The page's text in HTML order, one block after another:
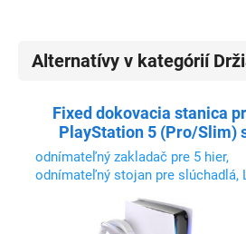
Alternatívy v kategórií
Fixed dokovacia stanica
PlayStation 5 (Pro/Slim)
vetrákmi a nabíjaním pre
2xDualSense, čierno-biela
odnímateľný zakladač pre 5 hier,
odnímateľný stojan pre slúchadlá,